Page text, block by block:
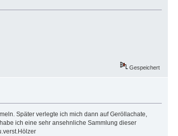
Gespeichert
Später verlegte ich mich dann auf Geröllachate,
ich eine sehr ansehnliche Sammlung dieser